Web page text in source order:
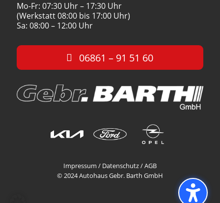
Mo-Fr: 07:30 Uhr – 17:30 Uhr
(Werkstatt 08:00 bis 17:00 Uhr)
Sa: 08:00 – 12:00 Uhr
06861 – 91 51 60
Impressum / Datenschutz/AGB
© 2024 Autohaus Gebr. Barth GmbH